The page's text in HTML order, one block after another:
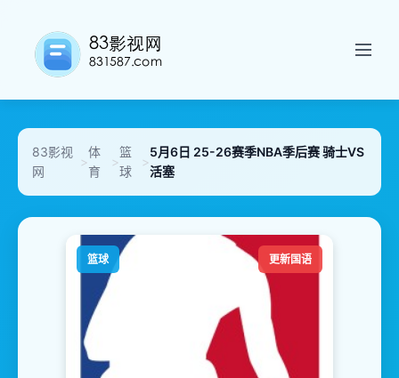
83影视
网
>
体
育
>
篮
球
>
5月6日 25-26赛季NBA季后赛 骑士VS
活塞
篮球 更新国语